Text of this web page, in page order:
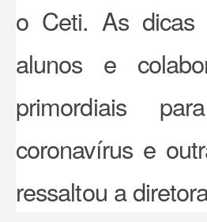
o Ceti. As dicas
alunos e
primordiais
coronavírus e
ressaltou a